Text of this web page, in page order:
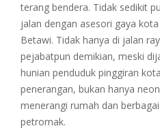
terang bendera. Tidak sedikit
jalan dengan asesori gaya
Betawi. Tidak hanya di jalan
pejabatpun demikian, meski
hunian penduduk pinggiran
penerangan, bukan hanya
menerangi rumah dan
petromak.